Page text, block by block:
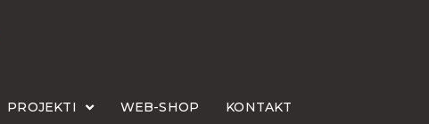
PROJEKTI WEB-SHOP KONTAKT